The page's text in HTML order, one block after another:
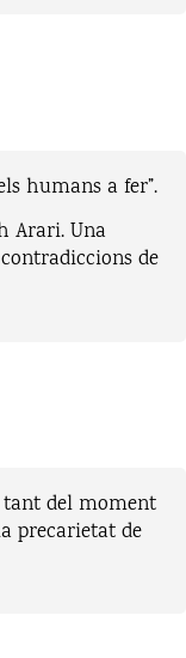
humans a fer”.
Arari. Una
de
tant del moment
precarietat de